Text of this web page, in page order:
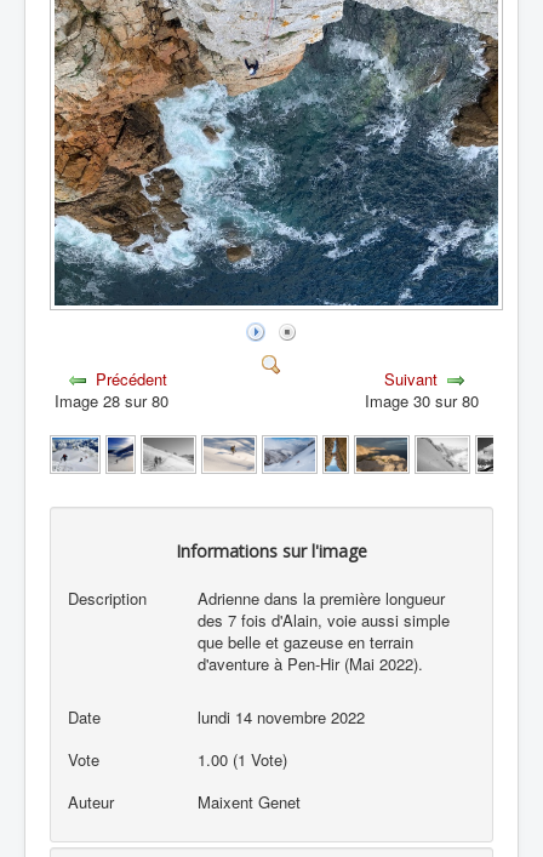
Précédent
Image 28 sur 80
Suivant
Image 30 sur 80
Informations sur l'image
Description
Adrienne dans la première longueur
des 7 fois d'Alain, voie aussi simple
que belle et gazeuse en terrain
d'aventure à Pen-Hir (Mai 2022).
Date
lundi 14 novembre 2022
Vote
1.00 (1 Vote)
Auteur
Maixent Genet